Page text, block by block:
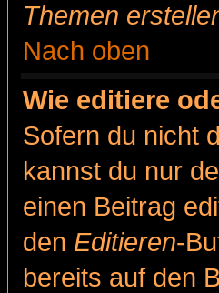
Themen
Nach oben
Wie editiere
Sofern du nicht
kannst du nur
einen Beitrag
den Editieren-
bereits auf den